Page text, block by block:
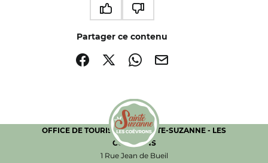
Partager ce contenu
Partager sur Facebook (nouvelle fenêtre)
Partager sur X / Twitter (nouvelle fenêtre)
Partager sur WhatsApp
Partager par mail
Office de Tourisme de Sainte-Suzanne les
OFFICE DE TOURISME DE SAINTE-SUZANNE - LES
COËVRONS
1 Rue Jean de Bueil